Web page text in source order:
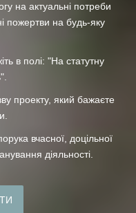
на актуальні потреби
на будь-яку
в полі: "На статутну
проекту, який бажаєте
вчасної, доцільної
діяльності.